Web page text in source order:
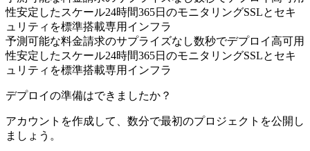
性安定したスケール24時間365日のモニタリングSSLとセキ
ュリティを標準搭載専用インフラ
予測可能な料金請求のサプライズなし数秒でデプロイ高可用
性安定したスケール24時間365日のモニタリングSSLとセキ
ュリティを標準搭載専用インフラ
デプロイの準備はできましたか？
アカウントを作成して、数分で最初のプロジェクトを公開し
ましょう。